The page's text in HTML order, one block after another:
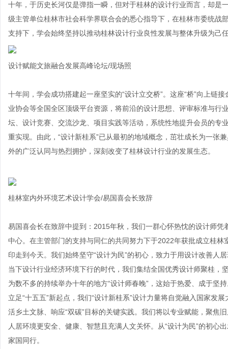
十年，于历史长河仅是弹指一瞬，但对于桂林的设计行业而言，却是
级主管单位桂林市社会科学界联合会的悉心指导下，在桂林市委统战
支持下，学会始终坚持以推动桂林设计行业良性发展与整体升级为己
设计赋能文旅融合发展高峰论坛/现场照
十年间，学会成功搭建起一座坚实的“设计立交桥”。这座“桥”向上链
业协会等全国全区顶级平台资源，将前沿的设计思想、评审标准与
坛、设计竞赛、交流沙龙、项目实践等活动，系统性地提升会员的专
重实现。由此，“设计新桂系”已从最初的地域概念，茁壮成长为一张
外的广泛认同与热烈拥护，深刻改变了桂林设计行业的发展生态。
桂林室内外环境艺术设计学会/易国喜会长致辞
易国喜会长在致辞中提到：2015年秋，我们一群心怀热忱的设计师
中心。在主管部门的支持与同仁的共同努力下于2022年获批成立桂
印走到今天。我们始终坚守“设计为民”的初心，致力于用设计改善人
当下设计行业经济环境下行的时代，我们集结全国优秀设计师聚桂
为数不多的持续举办十年的地方“设计师春晚”，这始于热爱、成于坚
立足“十五五”新起点，我们“设计新桂系”设计力量将自觉融入国家发
活乡土文脉、响应“双碳”目标的关键实践。我们将以专业赋能，聚焦
人居环境更安全、健康、智慧且充满人文关怀。从“设计为民”的初
家国同行。